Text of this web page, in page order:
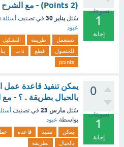
تصويتات
1
إجابة
(2 Points) - مع الشرح
سُئل يناير 30 في تصنيف أسئلة
عبود
تستعمل طريقة التشكيل
للحصول
قطع ذات
points
0
تصويتات
1
إجابة
يمكن تنفيذ قاعدة عمل
بالحبال بطريقة . ؟ -
سُئل مارس 23 في تصنيف
بواسطة عبود
يمكن تنفيذ قاعدة
بالحبال
بطريقة